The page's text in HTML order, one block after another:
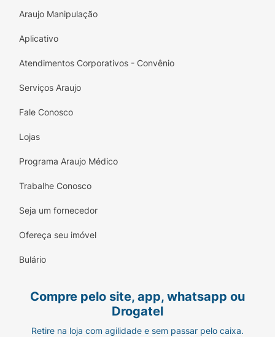
em coloração, ajudando você a alcançar o
tom desejado sem abrir mão da saúde dos
cabelos luminosos e cheios de vida!
Araujo Manipulação
Aplicativo
Atendimentos Corporativos - Convênio
Serviços Araujo
Fale Conosco
Lojas
Programa Araujo Médico
Trabalhe Conosco
Seja um fornecedor
Ofereça seu imóvel
Bulário
Compre pelo site, app, whatsapp ou
Drogatel
Retire na loja com agilidade e sem passar pelo caixa.